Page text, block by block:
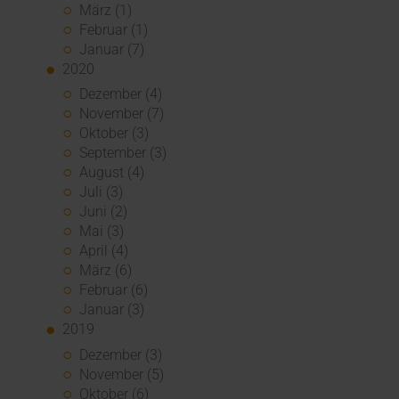
März (1)
Februar (1)
Januar (7)
2020
Dezember (4)
November (7)
Oktober (3)
September (3)
August (4)
Juli (3)
Juni (2)
Mai (3)
April (4)
März (6)
Februar (6)
Januar (3)
2019
Dezember (3)
November (5)
Oktober (6)